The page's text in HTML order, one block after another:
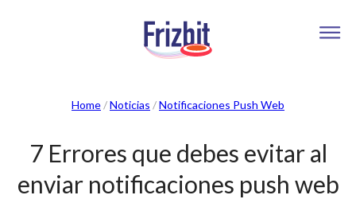
Home /Noticias /Notificaciones Push Web
7 Errores que debes evitar al
enviar notificaciones push web